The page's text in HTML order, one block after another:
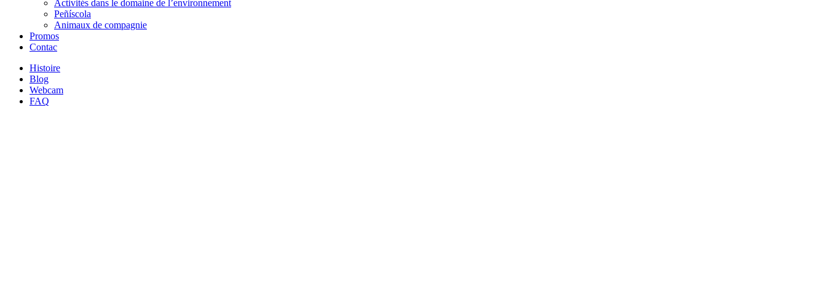
Activités dans le domaine de l’environnement
Peñíscola
Animaux de compagnie
Promos
Contac
Histoire
Blog
Webcam
FAQ